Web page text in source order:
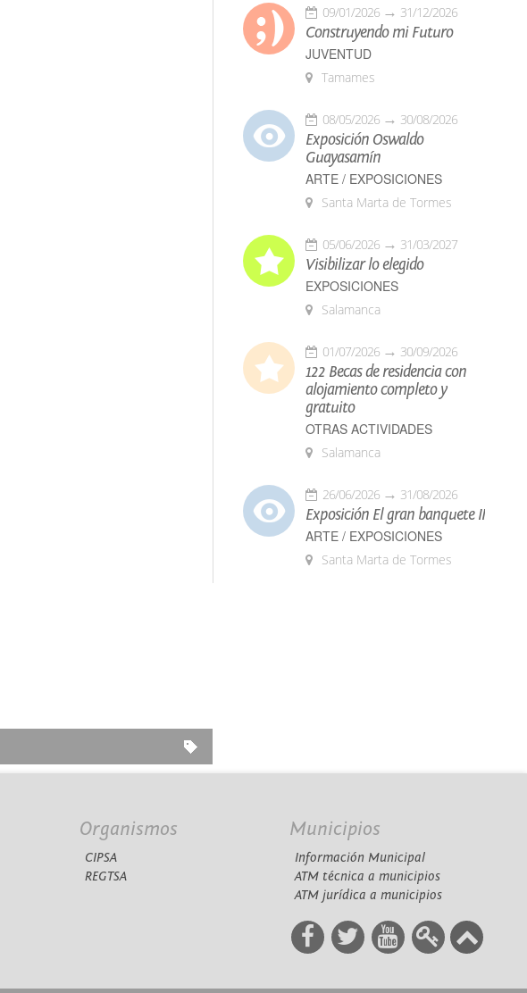
09/01/2026 31/12/2026
Construyendo mi Futuro
JUVENTUD
Tamames
08/05/2026 30/08/2026
Exposición Oswaldo
Guayasamín
ARTE / EXPOSICIONES
Santa Marta de Tormes
05/06/2026 31/03/2027
Visibilizar lo elegido
EXPOSICIONES
Salamanca
01/07/2026 30/09/2026
122 Becas de residencia con
alojamiento completo y
gratuito
OTRAS ACTIVIDADES
Salamanca
26/06/2026 31/08/2026
Exposición El gran banquete II
ARTE / EXPOSICIONES
Santa Marta de Tormes
Organismos
CIPSA
REGTSA
Municipios
Información Municipal
ATM técnica a municipios
ATM jurídica a municipios